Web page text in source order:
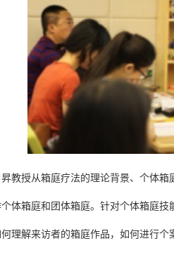
教授从箱庭疗法的理论背景、个体
体箱庭和团体箱庭。针对个体箱庭
理解来访者的箱庭作品，如何进行个